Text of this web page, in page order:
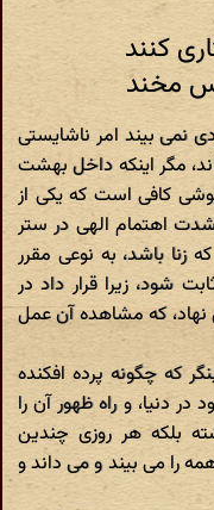
کنند
مخند
نمی بیند امر ناشایستی
مگر اینکه داخل بهشت
کافی است که یکی از
اهتمام الهی در ستر
زنا باشد، به نوعی مقرر
شود، زیرا قرار داد در
نهاد، که مشاهده آن عمل
که چگونه پرده افکنده
در دنیا، و راه ظهور آن را
بلکه هر روزی چندین
را می بیند و می داند و